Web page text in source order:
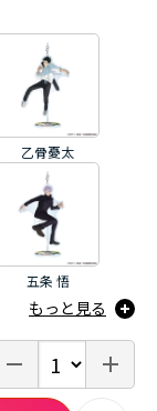
乙骨憂太
五条 悟
もっと見る